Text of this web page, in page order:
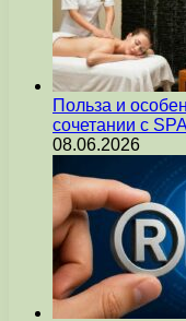
Польза и
сочетании с
08.06.2026